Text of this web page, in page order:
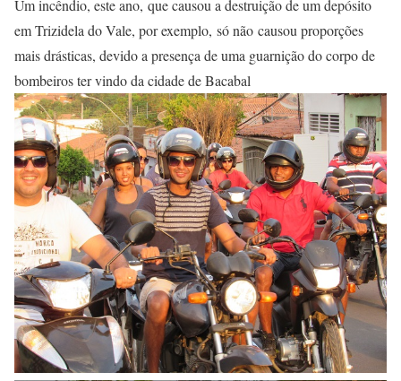
Um incêndio, este ano, que causou a destruição de um depósito
em Trizidela do Vale, por exemplo, só não causou proporções
mais drásticas, devido a presença de uma guarnição do corpo de
bombeiros ter vindo da cidade de Bacabal